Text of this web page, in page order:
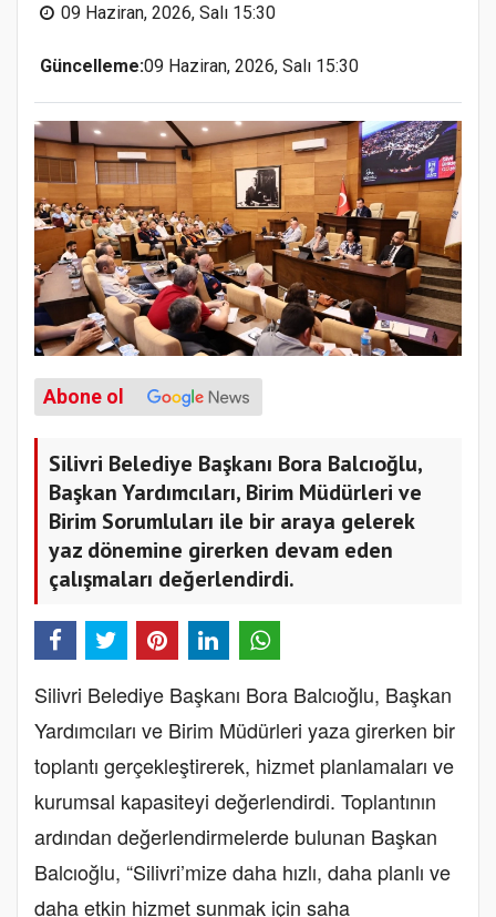
09 Haziran, 2026, Salı 15:30
Güncelleme:09 Haziran, 2026, Salı 15:30
Abone ol
Silivri Belediye Başkanı Bora Balcıoğlu,
Başkan Yardımcıları, Birim Müdürleri ve
Birim Sorumluları ile bir araya gelerek
yaz dönemine girerken devam eden
çalışmaları değerlendirdi.
Silivri Belediye Başkanı Bora Balcıoğlu, Başkan
Yardımcıları ve Birim Müdürleri yaza girerken bir
toplantı gerçekleştirerek, hizmet planlamaları ve
kurumsal kapasiteyi değerlendirdi. Toplantının
ardından değerlendirmelerde bulunan Başkan
Balcıoğlu, “Silivri’mize daha hızlı, daha planlı ve
daha etkin hizmet sunmak için saha